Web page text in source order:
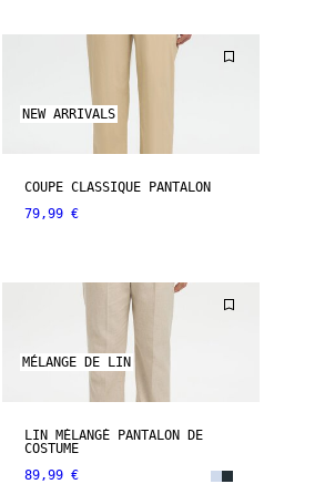
NEW ARRIVALS
COUPE CLASSIQUE PANTALON
79,99 €
MÉLANGE DE LIN
LIN MÉLANGÉ PANTALON DE
COSTUME
89,99 €